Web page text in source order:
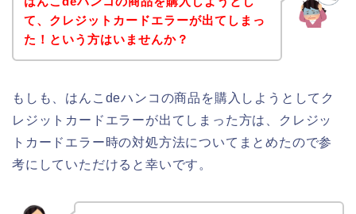
て、クレジットカードエラーが出てしまっ
た！という方はいませんか？
もしも、はんこdeハンコの商品を購入しようとしてク
レジットカードエラーが出てしまった方は、クレジッ
トカードエラー時の対処方法についてまとめたので参
考にしていただけると幸いです。